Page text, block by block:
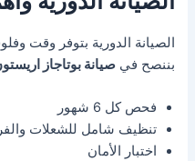
الصيانة الدورية بتوفر وقت
بننصح فيصيانة بوتاجاز
فحص كل 6 شهور
تنظيف شامل للشعلات
اختبار الأمان